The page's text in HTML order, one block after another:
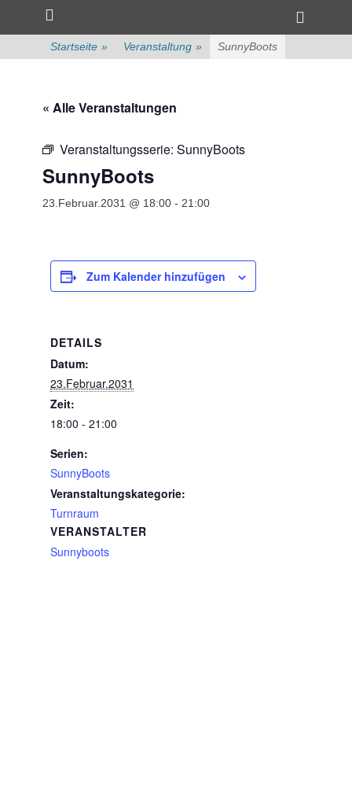
zum
Inhalt
überspringen
Primärmenü
Toggle
Startseite » Veranstaltung » SunnyBoots
« Alle Veranstaltungen
Veranstaltungsserie: SunnyBoots
SunnyBoots
23.Februar.2031 @ 18:00 - 21:00
Zum Kalender hinzufügen
DETAILS
Datum:
23.Februar.2031
Zeit:
18:00 - 21:00
Serien:
SunnyBoots
Veranstaltungskategorie:
Turnraum
VERANSTALTER
Sunnyboots